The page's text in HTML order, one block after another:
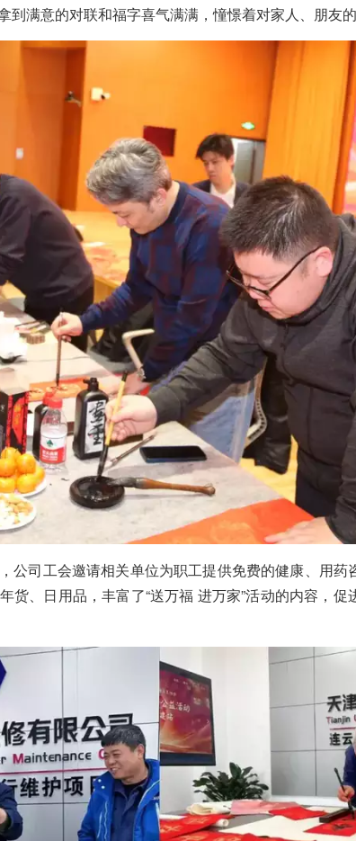
满意的对联和福字喜气满满，憧憬着对家人、朋友
公司工会邀请相关单位为职工提供免费的健康、用药
货、日用品，丰富了“送万福 进万家”活动的内容，